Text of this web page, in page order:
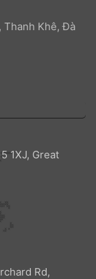
Thanh Khê, Đà
1XJ, Great
Rd,